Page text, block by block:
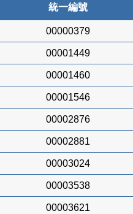
統一編號
00000379
00001449
00001460
00001546
00002876
00002881
00003024
00003538
00003621